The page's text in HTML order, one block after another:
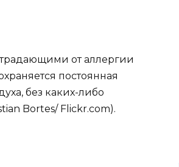
от аллергии
постоянная
без каких-либо
Bortes/ Flickr.com).